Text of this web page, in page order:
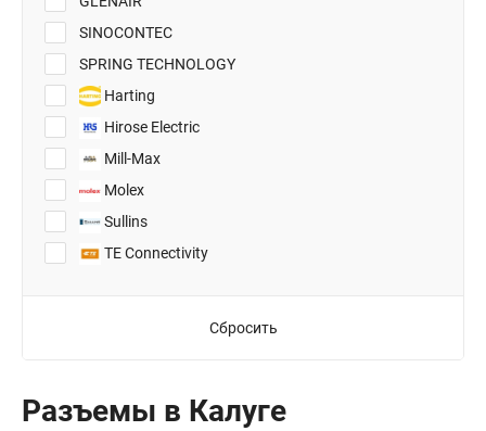
SINOCONTEC
SPRING TECHNOLOGY
Harting
Hirose Electric
Mill-Max
Molex
Sullins
TE Connectivity
Сбросить
Разъемы в Калуге